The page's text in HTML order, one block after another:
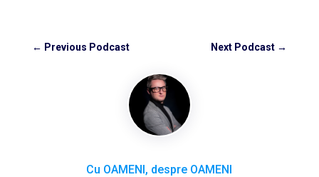
← Previous Podcast Next Podcast →
Cu OAMENI, despre OAMENI